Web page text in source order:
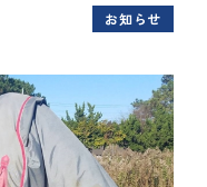
お知らせ